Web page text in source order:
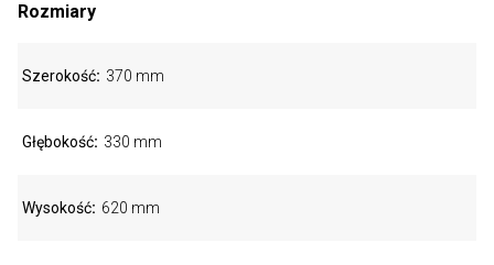
Rozmiary
Szerokość 370 mm
Głębokość 330 mm
Wysokość 620 mm